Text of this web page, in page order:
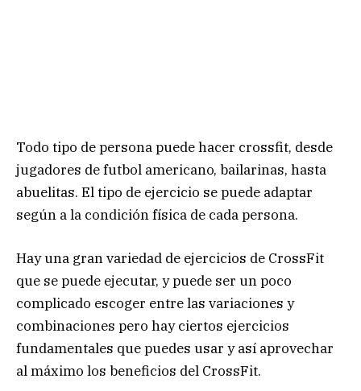
Todo tipo de persona puede hacer crossfit, desde
jugadores de futbol americano, bailarinas, hasta
abuelitas. El tipo de ejercicio se puede adaptar
según a la condición física de cada persona.
Hay una gran variedad de ejercicios de CrossFit
que se puede ejecutar, y puede ser un poco
complicado escoger entre las variaciones y
combinaciones pero hay ciertos ejercicios
fundamentales que puedes usar y así aprovechar
al máximo los beneficios del CrossFit.